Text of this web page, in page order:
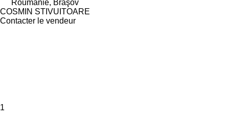
Roumanie, Braşov
COSMIN STIVUITOARE
Contacter le vendeur
1